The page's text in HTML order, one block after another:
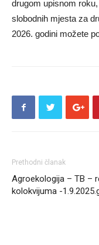
drugom upisnom
slobodnih mjesta za
2026. godini možete
Prethodni članak
Agroekologija – TB –
kolokvijuma -